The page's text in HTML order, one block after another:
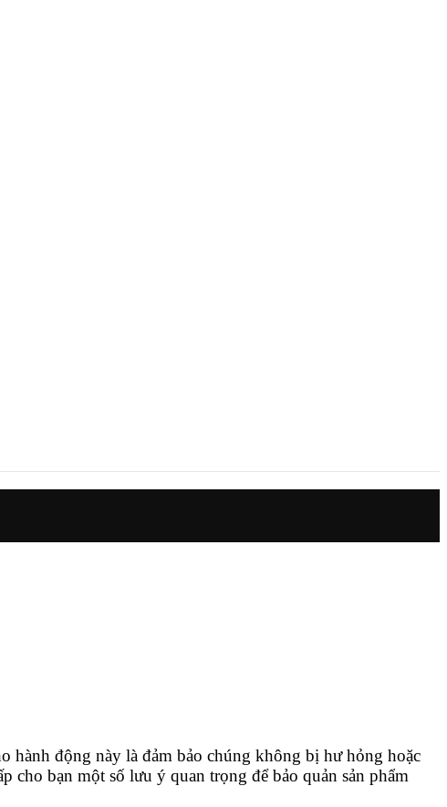
hành động này là đảm bảo chúng không bị hư hỏng hoặc
cho bạn một số lưu ý quan trọng để bảo quản sản phẩm